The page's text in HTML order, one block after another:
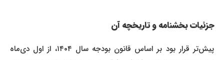
جزئیات بخشنامه و تاریخچه آن
پیش‌تر قرار بود بر اساس قانون بودجه سال ۱۴۰۴، از اول دی‌ماه